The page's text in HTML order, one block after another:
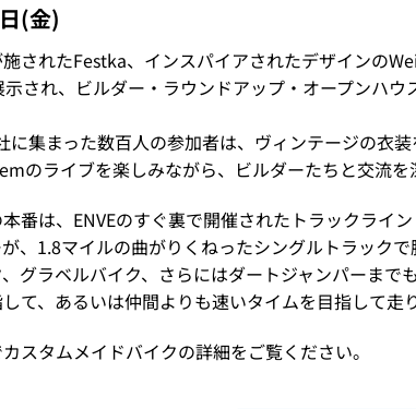
(金)
されたFestka、インスパイアされたデザインの
され、ビルダー・ラウンドアップ・オープンハ
に集まった数百人の参加者は、ヴィンテージの衣
のライブを楽しみながら、ビルダーたちと交流を
番は、ENVEのすぐ裏で開催されたトラックライ
、1.8マイルの曲がりくねったシングルトラックで
グラベルバイク、さらにはダートジャンパーまでも
て、あるいは仲間よりも速いタイムを目指して走
スタムメイドバイクの詳細をご覧ください。